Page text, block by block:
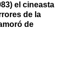
el cineasta
de la
de